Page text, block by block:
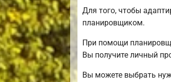
Для того, чтобы
планировщиком.
При помощи
Вы получите личный
Вы можете выбрать